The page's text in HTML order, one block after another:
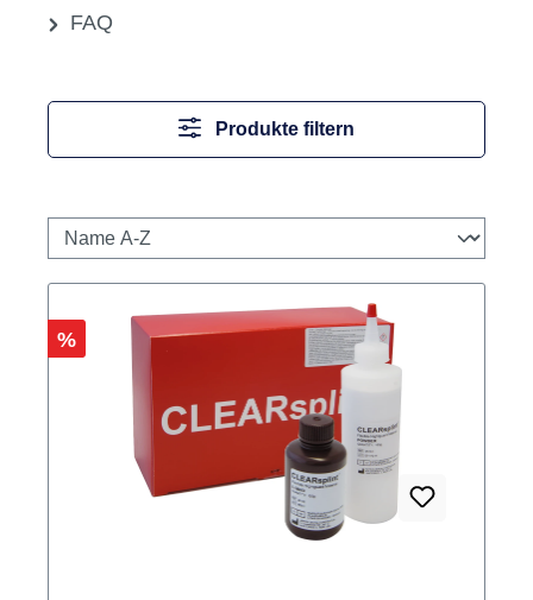
FAQ
Produkte filtern
Rabatt
%